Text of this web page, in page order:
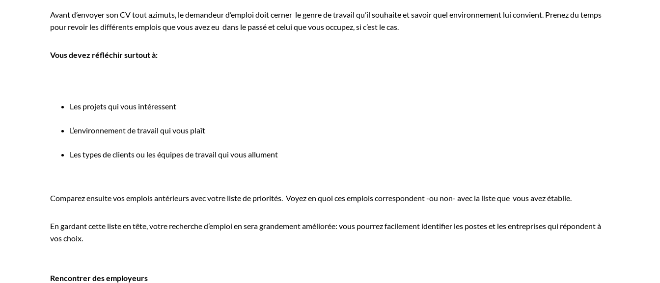
Avant d’envoyer son CV tout azimuts, le demandeur d’emploi doit cerner le genre de travail qu’il souhaite et savoir quel environnement lui convient. Prenez du temps
pour revoir les différents emplois que vous avez eu dans le passé et celui que vous occupez, si c’est le cas.
Vous devez réfléchir surtout à:
Les projets qui vous intéressent
L’environnement de travail qui vous plaît
Les types de clients ou les équipes de travail qui vous allument
Comparez ensuite vos emplois antérieurs avec votre liste de priorités. Voyez en quoi ces emplois correspondent -ou non- avec la liste que vous avez établie.
En gardant cette liste en tête, votre recherche d’emploi en sera grandement améliorée: vous pourrez facilement identifier les postes et les entreprises qui répondent à
vos choix.
Rencontrer des employeurs